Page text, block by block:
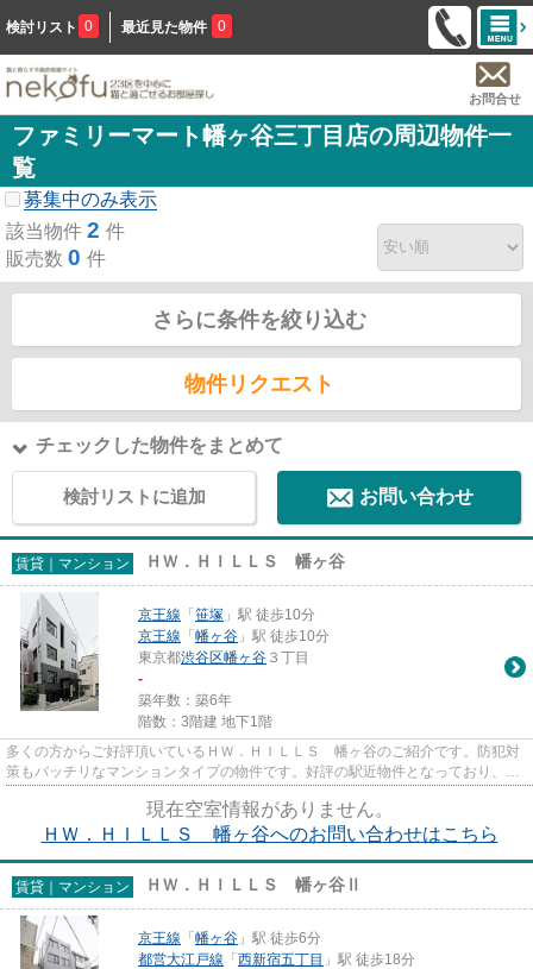
検討リスト 0 最近見た物件 0
お問合せ
ファミリーマート幡ヶ谷三丁目店の周辺物件一
覧
募集中のみ表示
該当物件 2 件
販売数 0 件
さらに条件を絞り込む
物件リクエスト
チェックした物件をまとめて
検討リストに追加 お問い合わせ
賃貸｜マンション ＨＷ．ＨＩＬＬＳ 幡ヶ谷
京王線 「 笹塚 」駅 徒歩10分
京王線 「 幡ヶ谷 」駅 徒歩10分
東京都渋谷区幡ヶ谷 ３丁目
-
築年数：築6年
階数：3階建 地下1階
多くの方からご好評頂いているＨＷ．ＨＩＬＬＳ 幡ヶ谷のご紹介です。防犯対
策もバッチリなマンションタイプの物件です。好評の駅近物件となっており、駅
現在空室情報がありません。
ＨＷ．ＨＩＬＬＳ 幡ヶ谷へのお問い合わせはこちら
賃貸｜マンション ＨＷ．ＨＩＬＬＳ 幡ヶ谷Ⅱ
京王線 「 幡ヶ谷 」駅 徒歩6分
都営大江戸線 「 西新宿五丁目 」駅 徒歩18分